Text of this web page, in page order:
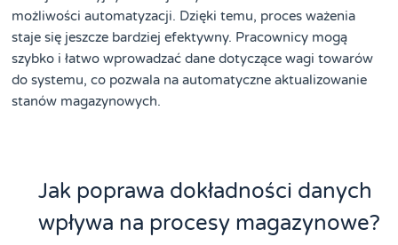
możliwości automatyzacji. Dzięki temu, proces ważenia
staje się jeszcze bardziej efektywny. Pracownicy mogą
szybko i łatwo wprowadzać dane dotyczące wagi towarów
do systemu, co pozwala na automatyczne aktualizowanie
stanów magazynowych.
Jak poprawa dokładności danych
wpływa na procesy magazynowe?